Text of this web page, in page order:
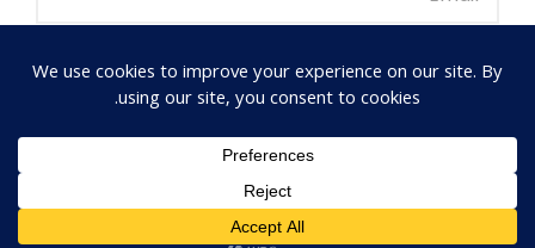
احفظ اسمي، بريدي الإلكتروني، والموقع الإلكتروني في هذا
المتصفح لاستخدامها المرة المقبلة في تعليقي.